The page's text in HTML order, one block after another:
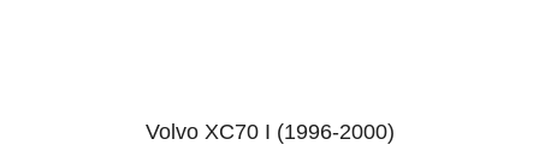
Volvo XC70 I (1996-2000)